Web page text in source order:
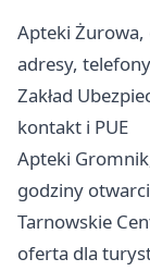
Apteki
adresy,
Zakład
kontakt i PUE
Apteki
godziny
Tarnowskie
oferta dla